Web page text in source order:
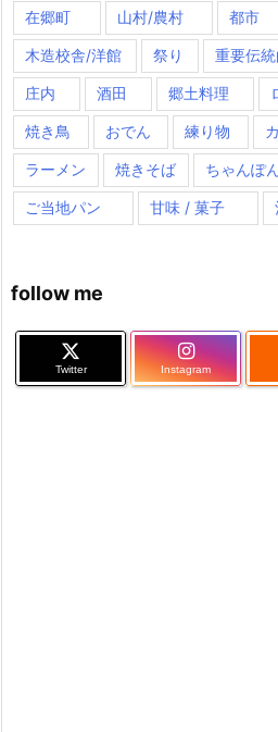
在郷町 山村/農村 都市
木造校舎/洋館 祭り 重要伝
庄内 酒田 郷土料理
焼き鳥 おでん 練り物
ラーメン 焼きそば ちゃんぽ
ご当地パン 甘味 / 菓子
follow me
Twitter Instagram